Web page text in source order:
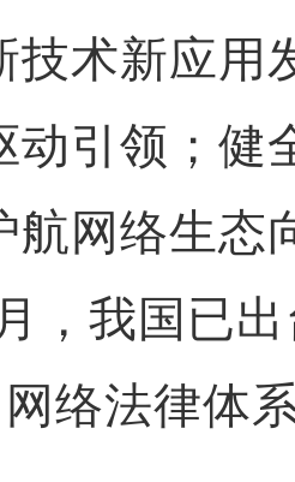
技术新应用
动引领；健
航网络生
，我国已
络法律体